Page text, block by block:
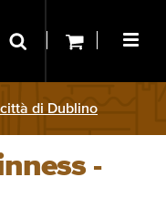
di Dublino
-